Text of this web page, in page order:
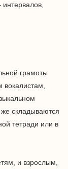
грамоты
же складываются
тетради или в
и взрослым,